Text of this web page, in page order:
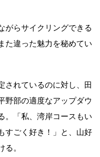
がらサイクリングできる
た違った魅力を秘めてい
されているのに対し、田
野部の適度なアップダウ
。「私、湾岸コースもい
すごく好き！」と、山好
。